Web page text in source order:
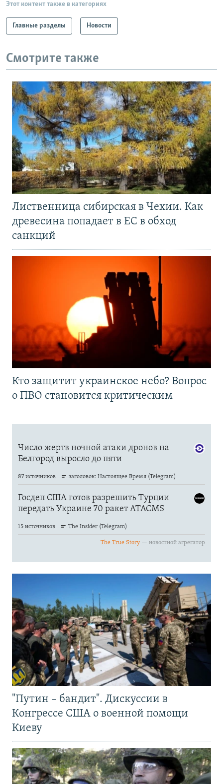
Этот контент также в категориях
Главные разделы Новости
Смотрите также
Лиственница сибирская в Чехии. Как
древесина попадает в ЕС в обход
санкций
Кто защитит украинское небо? Вопрос
о ПВО становится критическим
"Путин – бандит". Дискуссии в
Конгрессе США о военной помощи
Киеву